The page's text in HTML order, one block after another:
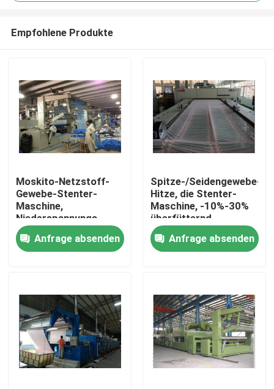
Haus
Produkte
Fabrik-Ausflug
Qualitätskontrolle
Empfohlene Produkte
Moskito-Netzstoff-
Gewebe-Stenter-
Maschine,
Niederspannungs-
Heißluft Stenter-
Maschine
Anfrage absenden
Spitze-/Seidengewebe-
Hitze, die Stenter-
Maschine, -10%-30%
überfütternd,
Fertigungspadder
einstelltAnfrage absenden